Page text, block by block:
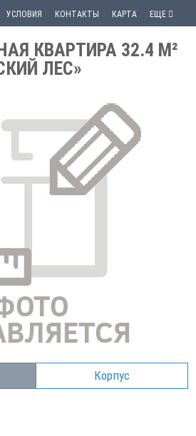
УСЛОВИЯ КОНТАКТЫ КАРТА ЕЩЕ
КВАРТИРА 32.4 М²
ЛЕС»
Корпус